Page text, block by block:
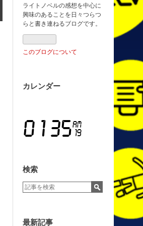
ライトノベルの感想を中心に
興味のあることを日々つらつ
らと書き連ねるブログです。
このブログについて
カレンダー
検索
最新記事